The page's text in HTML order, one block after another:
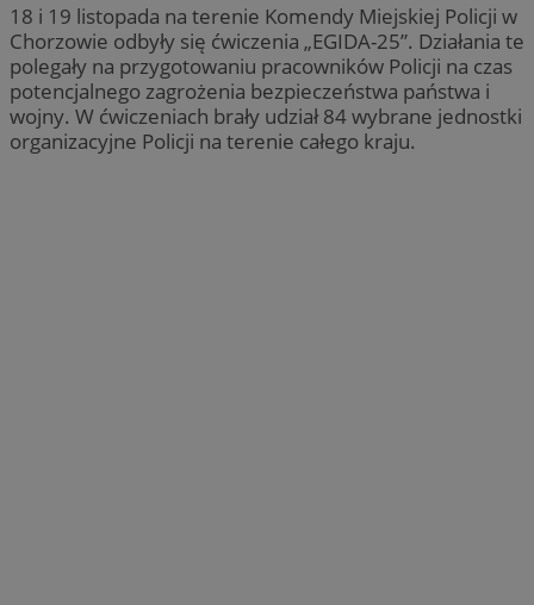
18 i 19 listopada na terenie Komendy Miejskiej Policji w
Chorzowie odbyły się ćwiczenia „EGIDA-25”. Działania te
polegały na przygotowaniu pracowników Policji na czas
potencjalnego zagrożenia bezpieczeństwa państwa i
wojny. W ćwiczeniach brały udział 84 wybrane jednostki
organizacyjne Policji na terenie całego kraju.